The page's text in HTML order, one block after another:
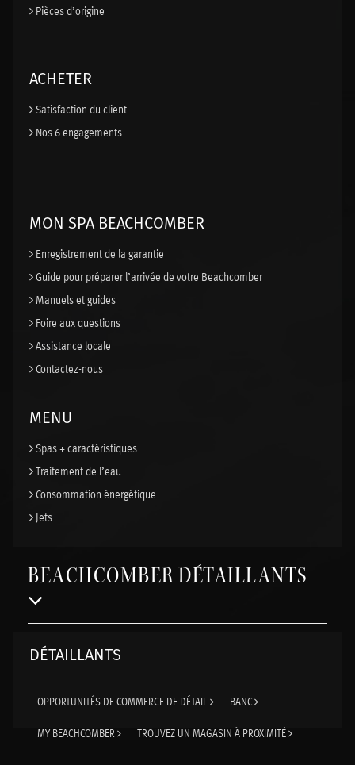
Pièces d’origine
ACHETER
Satisfaction du client
Nos 6 engagements
MON SPA BEACHCOMBER
Enregistrement de la garantie
Guide pour préparer l’arrivée de votre Beachcomber
Manuels et guides
Foire aux questions
Assistance locale
Contactez-nous
MENU
Spas + caractéristiques
Traitement de l’eau
Consommation énergétique
Jets
BEACHCOMBER DÉTAILLANTS
DÉTAILLANTS
OPPORTUNITÉS DE COMMERCE DE DÉTAIL
BANC
MY BEACHCOMBER
TROUVEZ UN MAGASIN À PROXIMITÉ